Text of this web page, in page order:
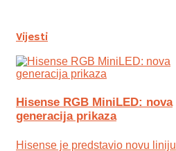
Vijesti
Hisense RGB MiniLED: nova
generacija prikaza
Hisense je predstavio novu liniju